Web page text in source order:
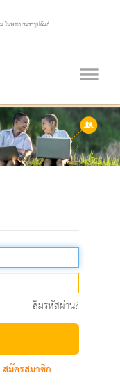
ลืมรหัสผ่าน?
สมัครสมาชิก